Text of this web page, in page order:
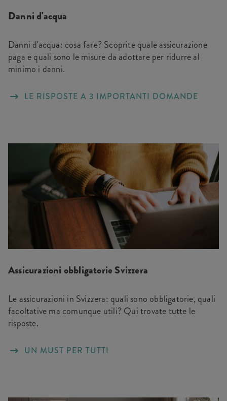
Danni d'acqua
Danni d'acqua: cosa fare? Scoprite quale assicurazione
paga e quali sono le misure da adottare per ridurre al
minimo i danni.
LE RISPOSTE A 3 IMPORTANTI DOMANDE
Assicurazioni obbligatorie Svizzera
Le assicurazioni in Svizzera: quali sono obbligatorie, quali
facoltative ma comunque utili? Qui trovate tutte le
risposte.
UN MUST PER TUTTI